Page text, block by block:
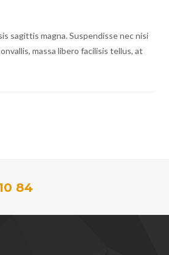
sagittis magna. Suspendisse nec nisi
massa libero facilisis tellus, at
84